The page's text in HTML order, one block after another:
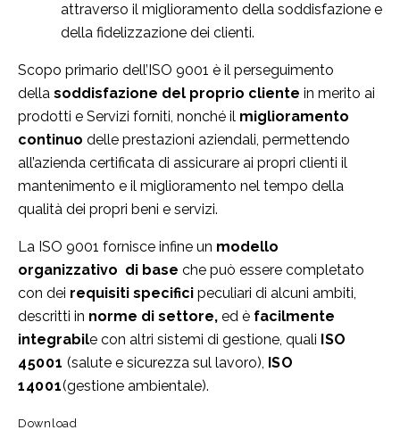
attraverso il miglioramento della soddisfazione e
della fidelizzazione dei clienti.
Scopo primario dell’ISO 9001 è il perseguimento
della soddisfazione del proprio cliente in merito ai
prodotti e Servizi forniti, nonché il miglioramento
continuo delle prestazioni aziendali, permettendo
all’azienda certificata di assicurare ai propri clienti il
mantenimento e il miglioramento nel tempo della
qualità dei propri beni e servizi.
La ISO 9001 fornisce infine un modello
organizzativo di base che può essere completato
con dei requisiti specifici peculiari di alcuni ambiti,
descritti in norme di settore, ed è facilmente
integrabile con altri sistemi di gestione, quali ISO
45001 (salute e sicurezza sul lavoro), ISO
14001(gestione ambientale).
Download